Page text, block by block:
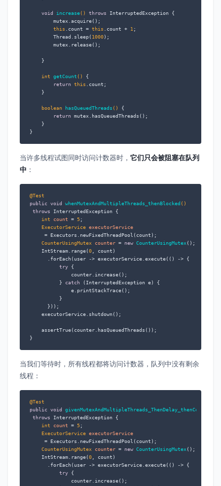
void increase() throws InterruptedException {
        mutex.acquire();
this .count = this .count + 1 ;
        Thread.sleep(
1000);
        mutex.release();
    }
int getCount ()
{
return
this .count;
    }
boolean hasQueuedThreads ()
{
return mutex.hasQueuedThreads();
    }
}
当许多线程试图同时访问计数器时， 它们只会被阻塞在队列
中 ：
@Test
public void whenMutexAndMultipleThreads_thenBlocked ()
throws InterruptedException {
int
count = 5;
ExecutorService executorService
= Executors.newFixedThreadPool(count);
CounterUsingMutex
counter = new CounterUsingMutex ();
    IntStream.range(
0, count)
      .forEach(user -> executorService.execute(() -> {
try {
              counter.increase();
          }
catch (InterruptedException e) {
              e.printStackTrace();
          }
      }));
    executorService.shutdown();
    assertTrue(counter.hasQueuedThreads());
}
当我们等待时，所有线程都将访问计数器，队列中没有剩余
线程：
@Test
public void
throws InterruptedException {
int
count = 5;
ExecutorService executorService
= Executors.newFixedThreadPool(count);
CounterUsingMutex
counter = new CounterUsingMutex ();
    IntStream.range(
0, count)
      .forEach(user -> executorService.execute(() -> {
try {
              counter.increase();